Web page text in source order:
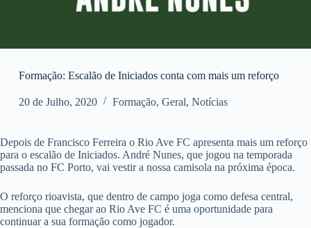
Formação: Escalão de Iniciados conta com mais um reforço
20 de Julho, 2020 Formação, Geral, Notícias
Depois de Francisco Ferreira o Rio Ave FC apresenta mais um reforço
para o escalão de Iniciados. André Nunes, que jogou na temporada
passada no FC Porto, vai vestir a nossa camisola na próxima época.
O reforço rioavista, que dentro de campo joga como defesa central,
menciona que chegar ao Rio Ave FC é uma oportunidade para
continuar a sua formação como jogador.